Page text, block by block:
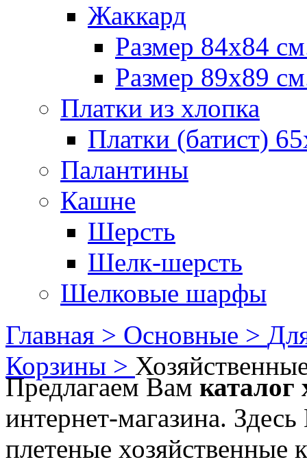
Жаккард
Размер 84х84
Размер 89х89
Платки из хлопка
Платки (батист)
Палантины
Кашне
Шерсть
Шелк-шерсть
Шелковые шарфы
Главная > Основные >
Корзины >
Предлагаем Вам каталог
интернет-магазина.
плетеные хозяйственные